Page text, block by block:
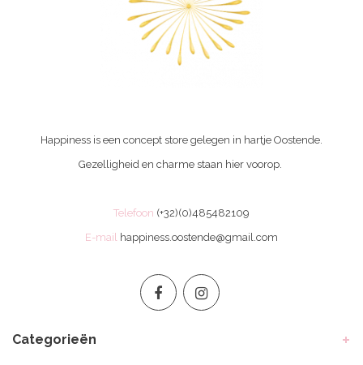
Happiness is een concept store gelegen in hartje Oostende.
Gezelligheid en charme staan hier voorop.
Telefoon (+32)(0)485482109
E-mail happiness.oostende@gmail.com
Categorieën